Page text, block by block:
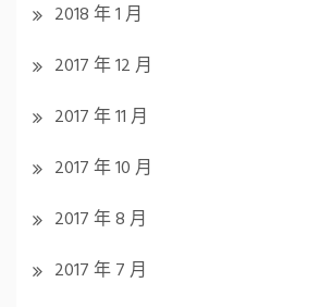
2018 年 1 月
2017 年 12 月
2017 年 11 月
2017 年 10 月
2017 年 8 月
2017 年 7 月